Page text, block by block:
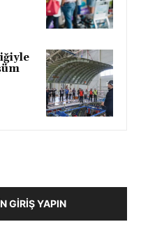
GIRIŞ YAPIN